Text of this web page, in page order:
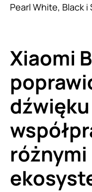
Pearl White, Black i
Xiaomi
różnymi